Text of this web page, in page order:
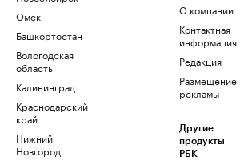
Омск
Башкортостан
Вологодская
область
Калининград
Краснодарский
край
Нижний
Новгород
О компании
Контактная
информация
Редакция
Размещение
рекламы
Другие
продукты
РБК